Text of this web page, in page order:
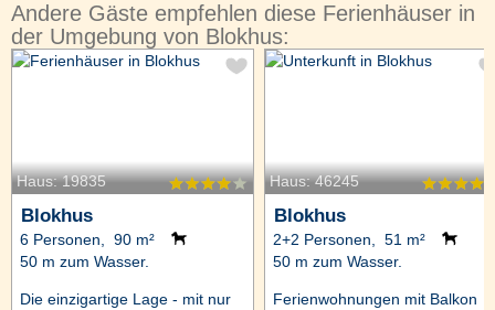
Andere Gäste empfehlen diese Ferienhäuser in
der Umgebung von Blokhus:
Haus: 19835
Blokhus
6 Personen, 90 m²
50 m zum Wasser.
Die einzigartige Lage - mit nur
Haus: 46245
Blokhus
2+2 Personen, 51 m²
50 m zum Wasser.
Ferienwohnungen mit Balkon